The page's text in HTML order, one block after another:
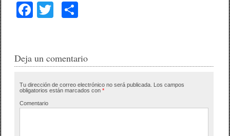
F
e
o
o
er p
tir
Deja un comentario
Tu dirección de correo electrónico no será publicada. Los campos
obligatorios están marcados con*
Comentario